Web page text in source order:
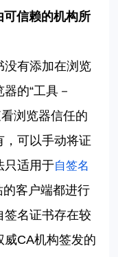
可信赖的机构所
没有添加在浏览
器的“工具－
浏览器信任的
，可以手动将证
只适用于自签名
的客户端都进行
签名证书存在较
威CA机构签发的